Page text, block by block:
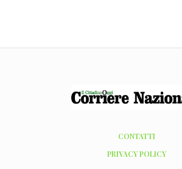
CONTATTI
PRIVACY POLICY